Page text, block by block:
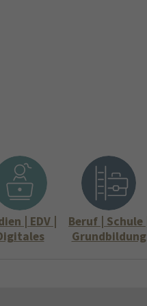
| EDV |
Beruf | Schule |
Grundbildung